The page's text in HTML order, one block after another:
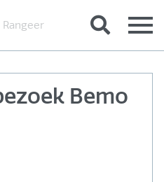
Rangeer
Bemo